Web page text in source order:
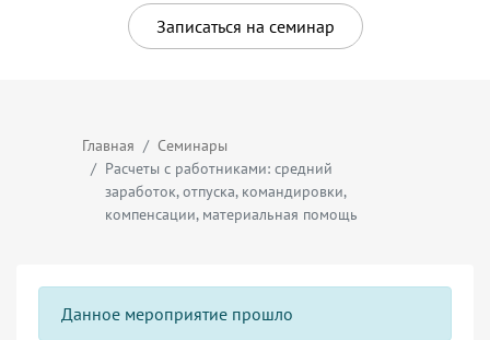
Записаться на семинар
Главная
Семинары
Расчеты с работниками: средний
заработок, отпуска, командировки,
компенсации, материальная помощь
Данное мероприятие прошло